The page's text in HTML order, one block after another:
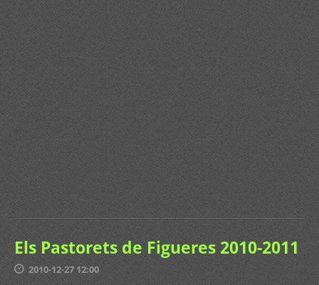
Els Pastorets de Figueres 2010-2011
2010-12-27 12:00